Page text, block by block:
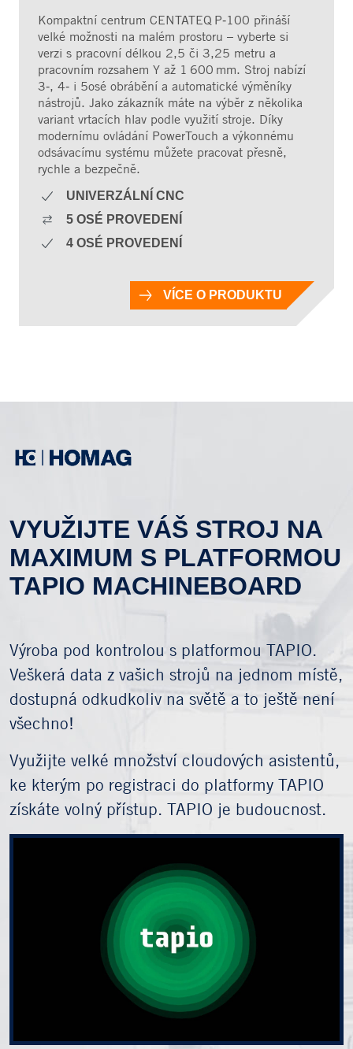
Kompaktní centrum CENTATEQ P‑100 přináší
velké možnosti na malém prostoru – vyberte si
verzi s pracovní délkou 2,5 či 3,25 metru a
pracovním rozsahem Y až 1 600 mm. Stroj nabízí
3‑, 4‑ i 5osé obrábění a automatické výměníky
nástrojů. Jako zákazník máte na výběr z několika
variant vrtacích hlav podle využití stroje. Díky
modernímu ovládání PowerTouch a výkonnému
odsávacímu systému můžete pracovat přesně,
rychle a bezpečně.
UNIVERZÁLNÍ CNC
5 OSÉ PROVEDENÍ
4 OSÉ PROVEDENÍ
VÍCE O PRODUKTU
VYUŽIJTE VÁŠ STROJ NA
MAXIMUM S PLATFORMOU
TAPIO MACHINEBOARD
Výroba pod kontrolou s platformou TAPIO.
Veškerá data z vašich strojů na jednom místě,
dostupná odkudkoliv na světě a to ještě není
všechno!
Využijte velké množství cloudových asistentů,
ke kterým po registraci do platformy TAPIO
získáte volný přístup. TAPIO je budoucnost.